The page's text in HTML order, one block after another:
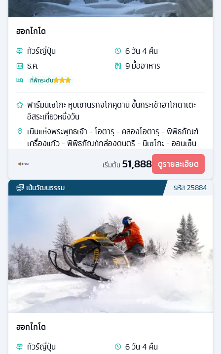
ฮอกไกโด
ทัวร์ญี่ปุ่น 6วัน4 คืน
ธ.ค.
9มื้ออาหาร
ที่พักระดับ
ฟาร์มนิเซโกะ หุบเขานรกจิโกคุดานิ ขึ้นกระเช้าฮาโกดาเตะ
อิสระเที่ยวหนึ่งวัน
เนินแห่งพระพุทธเจ้า - โอตารุ - คลองโอตารุ - พิพิธภัณฑ์
เครื่องแก้ว - พิพิธภัณฑ์กล่องดนตรี - นิเซโกะ - ออนเซ็น
เริ่มต้น 51,888 ดูรายละเอียด
เน้นวัฒนธรรม รหัส25884
ฮอกไกโด
ทัวร์ญี่ปุ่น 6วัน4 คืน